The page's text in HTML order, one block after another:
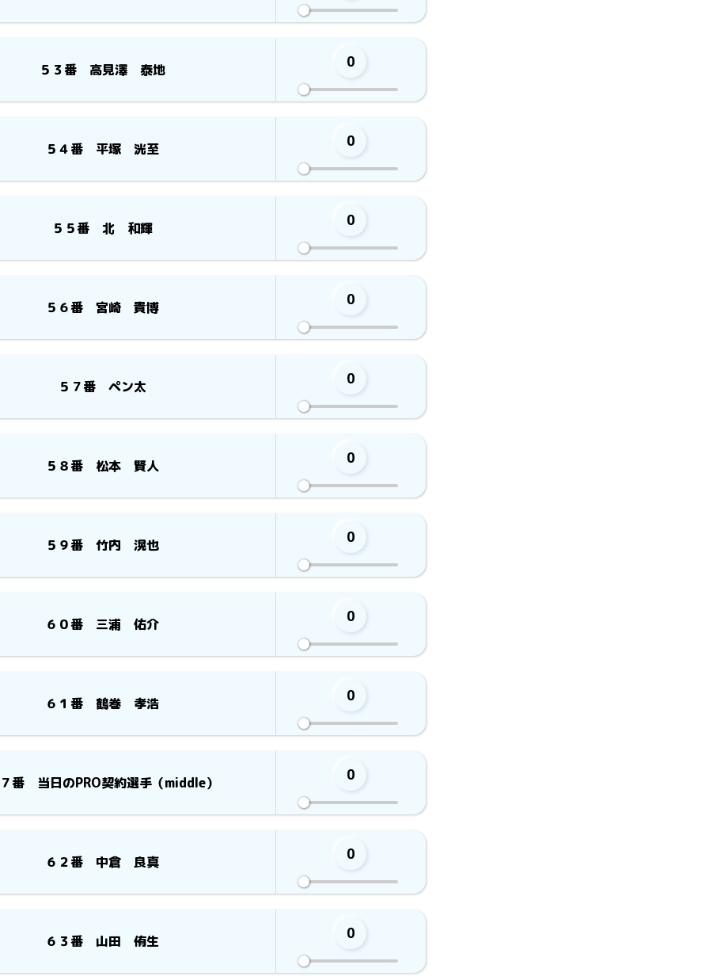
５３番 高見澤 泰地 0
５４番 平塚 洸至 0
５５番 北 和輝 0
５６番 宮崎 貴博 0
５７番 ペン太 0
５８番 松本 賢人 0
５９番 竹内 滉也 0
６０番 三浦 佑介 0
６１番 鶴巻 孝浩 0
番 当日のPRO契約選手（middle） 0
６２番 中倉 良真 0
６３番 山田 侑生 0